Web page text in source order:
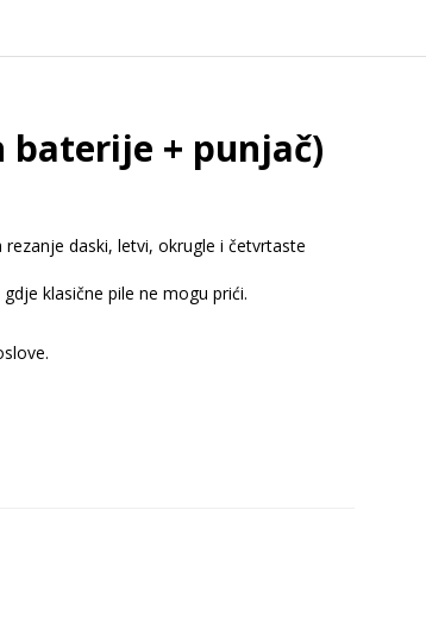
baterije + punjač)
daski, letvi, okrugle i četvrtaste
klasične pile ne mogu prići.